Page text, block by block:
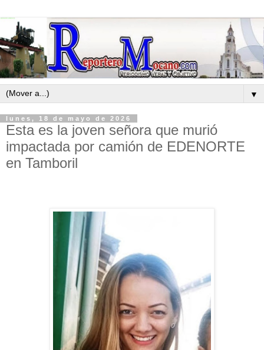
▼
lunes, 18 de mayo de 2026
Esta es la joven señora que murió
impactada por camión de EDENORTE
en Tamboril